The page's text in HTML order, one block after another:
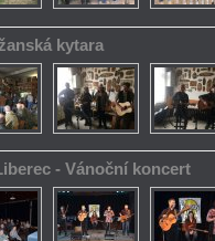
kytara
- Vánoční koncert